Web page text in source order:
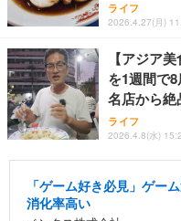
ライフ
2026.4.27(月)
【アジア
を1週間で
名店から
ライフ
2026.4.8(水)
「ゲーム好き必見」ゲー
消化率高い